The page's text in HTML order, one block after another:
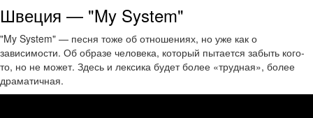
Швеция — "My System"
"My System" — песня тоже об отношениях, но уже как о
зависимости. Об образе человека, который пытается забыть кого-
то, но не может. Здесь и лексика будет более «трудная», более
драматичная.